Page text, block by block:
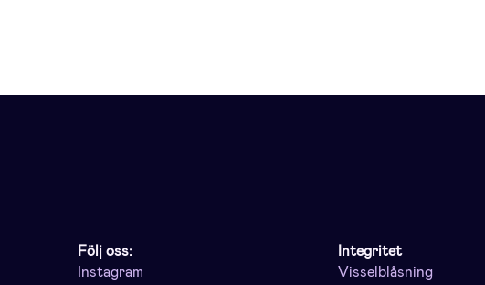
Följ oss:
Instagram
Integritet
Visselblåsning